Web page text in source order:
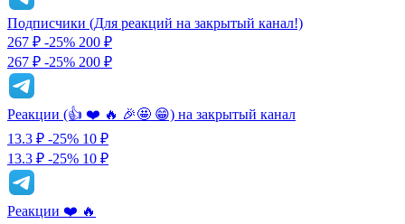
Подписчики (Для реакций на закрытый канал!)
267 ₽ -25% 200 ₽
267 ₽ -25% 200 ₽
Реакции (👍 ❤️ 🔥 🎉🤩 😁) на закрытый канал
13.3 ₽ -25% 10 ₽
13.3 ₽ -25% 10 ₽
Реакции ❤️ 🔥